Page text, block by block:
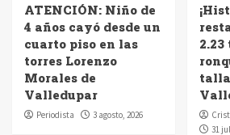
ATENCIÓN: Niño de
4 años cayó desde un
cuarto piso en las
torres Lorenzo
Morales de
Valledupar
Periodista 3 agosto, 2026
31